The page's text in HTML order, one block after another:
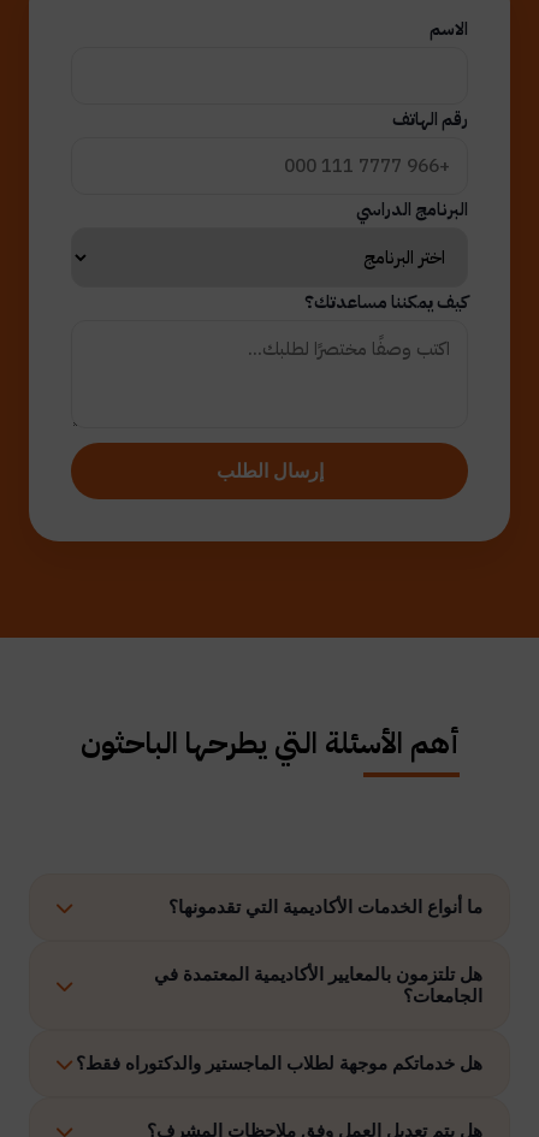
الاسم
رقم الهاتف
البرنامج الدراسي
كيف يمكننا مساعدتك؟
إرسال الطلب
أهم الأسئلة التي يطرحها الباحثون
ما أنواع الخدمات الأكاديمية التي تقدمونها؟
نوفر حلولًا متكاملة تشمل إعداد الرسائل العلمية، الاستشارات
الأكاديمية، التحليل الإحصائي، إعداد خطة البحث، نشر الأبحاث،
هل تلتزمون بالمعايير الأكاديمية المعتمدة في
الجامعات؟
نعم، نلتزم بتنفيذ جميع الأعمال وفق ضوابط الدراسات العليا
هل خدماتكم موجهة لطلاب الماجستير والدكتوراه فقط؟
هل يتم تعديل العمل وفق ملاحظات المشرف؟